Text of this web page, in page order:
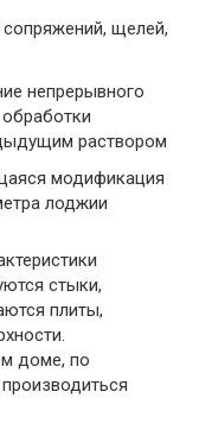
щелей,
непрерывного
раствором
модификация
лоджии
стыки,
плиты,
доме, по